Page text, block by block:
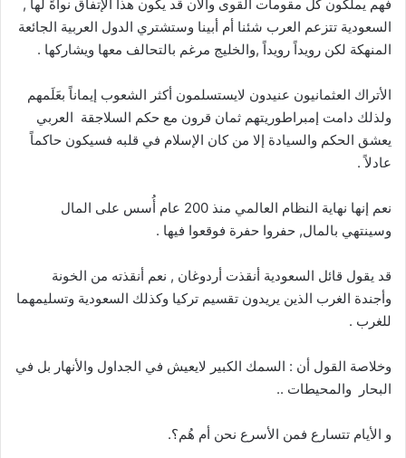
فهم يملكون كل مقومات القوى والآن قد يكون هذا الإتفاق نواةً لها ,
السعودية تتزعم العرب شئنا أم أبينا وستشتري الدول العربية الجائعة
المنهكة لكن رويداً رويداً ,والخليج مرغم بالتحالف معها ويشاركها .
الأتراك العثمانيون عنيدون لايستسلمون أكثر الشعوب إيماناً بعَلَمهم
ولذلك دامت إمبراطوريتهم ثمان قرون مع حكم السلاجقة العربي
يعشق الحكم والسيادة إلا من كان الإسلام في قلبه فسيكون حاكماً
عادلاً .
نعم إنها نهاية النظام العالمي منذ 200 عام أُسس على المال
وسينتهي بالمال, حفروا حفرة فوقعوا فيها .
قد يقول قائل السعودية أنقذت أردوغان , نعم أنقذته من الخونة
وأجندة الغرب الذين يريدون تقسيم تركيا وكذلك السعودية وتسليمهما
للغرب .
وخلاصة القول أن : السمك الكبير لايعيش في الجداول والأنهار بل في
البحار والمحيطات ..
و الأيام تتسارع فمن الأسرع نحن أم هُم؟.